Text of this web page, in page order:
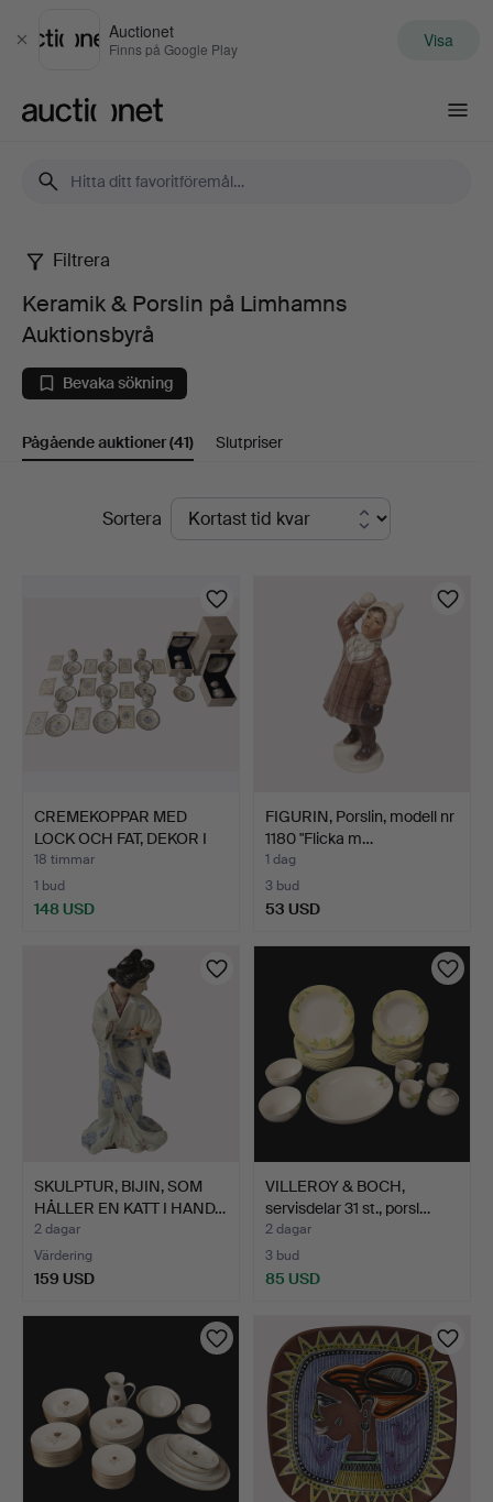
Stäng
Auctionet
Finns på Google Play Visa
Keramik
Porslin
på
Auktionsbyrå
Filtrera
Keramik & Porslin på Limhamns
Auktionsbyrå
Bevaka sökning
Pågående auktioner(41) Slutpriser
PågåendeSortera
CREMEKOPPAR MED
LOCK OCH FAT, DEKOR I
BLÅT…
18 timmar
1 bud
148 USD
FIGURIN, Porslin, modell nr
1180 "Flicka m…
1 dag
3 bud
53 USD
SKULPTUR, BIJIN, SOM
HÅLLER EN KATT I HAND…
2 dagar
Värdering
159 USD
VILLEROY & BOCH,
servisdelar 31 st., porsl…
2 dagar
3 bud
85 USD